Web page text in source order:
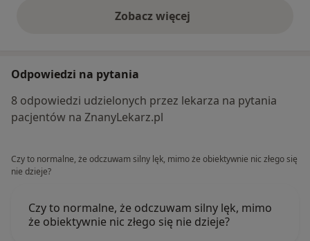
Zobacz więcejopinie powyżej
Odpowiedzi na pytania
8 odpowiedzi udzielonych przez lekarza na pytania
pacjentów na ZnanyLekarz.pl
Czy to normalne, że odczuwam silny lęk, mimo że obiektywnie nic złego się
nie dzieje?
Czy to normalne, że odczuwam silny lęk, mimo
że obiektywnie nic złego się nie dzieje?